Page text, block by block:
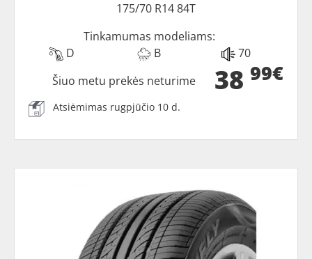
175/70 R14 84T
Tinkamumas modeliams:
D
B 70
38 99€
Šiuo metu prekės neturime
Atsiėmimas rugpjūčio 10 d.